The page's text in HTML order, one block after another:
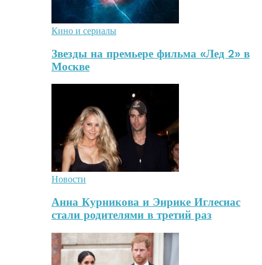
Кино и сериалы
Звезды на премьере фильма «Лед 2» в
Москве
Новости
Анна Курникова и Энрике Иглесиас
стали родителями в третий раз